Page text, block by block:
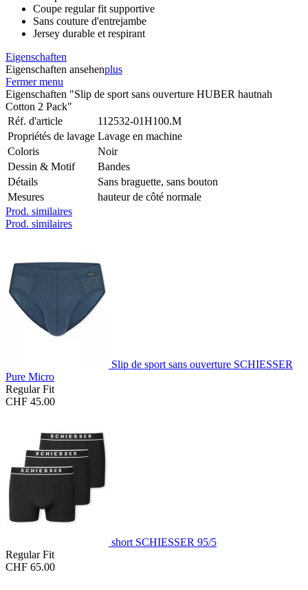
Coupe regular fit supportive
Sans couture d'entrejambe
Jersey durable et respirant
Eigenschaften
Eigenschaften ansehenplus
Fermer menu
Eigenschaften "Slip de sport sans ouverture HUBER hautnah
Cotton 2 Pack"
Réf. d'article
112532-01H100.M
Propriétés de lavage Lavage en machine
Coloris
Noir
Dessin & Motif
Bandes
Détails
Sans braguette, sans bouton
Mesures
hauteur de côté normale
Prod. similaires
Prod. similaires
Slip de sport sans ouverture SCHIESSER
Pure Micro
Regular Fit
CHF 45.00
short SCHIESSER 95/5
Regular Fit
CHF 65.00